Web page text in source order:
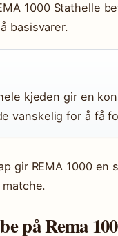
1000 Stathelle
basisvarer.
kjeden gir en
vanskelig for å få
gir REMA 1000
på Rema